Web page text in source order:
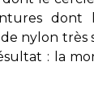
dont
nylon très
: la